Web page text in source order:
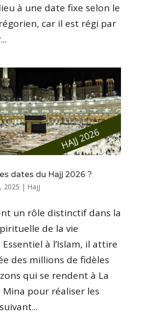
à une date fixe selon le
car il est régi par
dates du Hajj 2026 ?
2025 | Hajj
un rôle distinctif dans la
de la vie
à l’Islam, il attire
des millions de fidèles
qui se rendent à La
Mina pour réaliser les